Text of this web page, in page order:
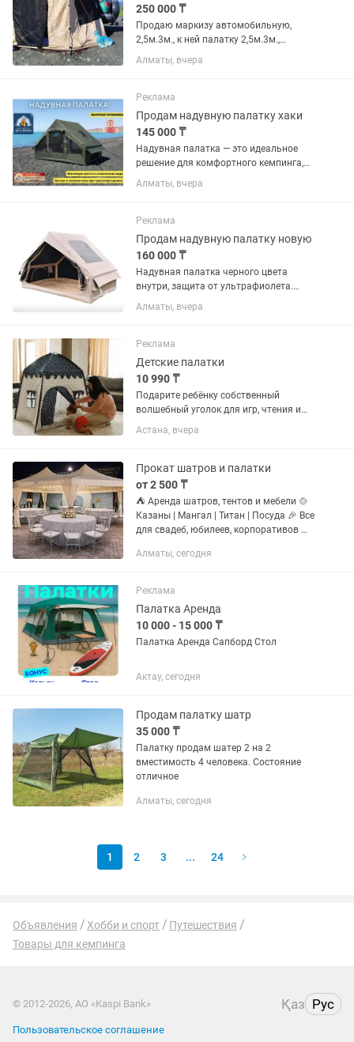
250 000 ₸
Продаю маркизу автомобильную,
2,5м.3м., к ней палатку 2,5м.3м.,
боковой тент 2,5м.3м. Пользовался
один раз, состояние новое. Продаю в
здоровьем. Продаю только
комплектом....
Алматы, вчера
Реклама
Продам надувную палатку хаки
145 000 ₸
Надувная палатка — это идеальное
решение для комфортного кемпинга,
сочетающее быструю установку,
прочность и вместительность.
установка палатки занимает всего...
Алматы, вчера
Реклама
Продам надувную палатку новую
160 000 ₸
Надувная палатка черного цвета
внутри, защита от ультрафиолета.
Внутри палатка сохраняется прохлада
за счет защиты ультрафиолета.
Палатка новая имеется чехол,...
Алматы, вчера
Реклама
Детские палатки
10 990 ₸
Подарите ребёнку собственный
волшебный уголок для игр, чтения и
творчества. Яркая жёлтая и розовая
палатка в стиле вигвам станет
комнаты! Особенности: •
Натуральные...
Астана, вчера
Прокат шатров и палатки
от 2 500 ₸
⛺ Аренда шатров, тентов и мебели 🍲
Казаны | Мангал | Титан | Посуда 🎉 Все
для свадеб, юбилеев, корпоративов 🚚
для заказа ↓
Алматы, сегодня
Реклама
Палатка Аренда
10 000 - 15 000 ₸
Палатка Аренда Сапборд Стол
Актау, сегодня
Продам палатку шатр
35 000 ₸
Палатку продам шатер 2 на 2
вместимость 4 человека. Состояние
отличное
Алматы, сегодня
1 2 3 ... 24
Объявления Хобби и спорт
Путешествия
Товары для кемпинга
© 2012-2026, АО «Kaspi Bank» Қаз Рус
Пользовательское соглашение